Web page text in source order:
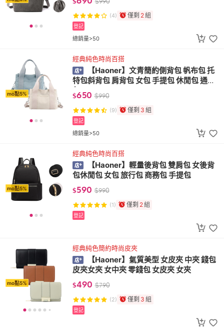
(4) 僅剩 2組
總銷量>50
登記
mo點5%
經典純色時尚百搭
【Haoner】文青簡約側背包 帆布包 托
特包斜背包 肩背包 女包 手提包 休閒包 通勤
包
$650 $990
(9) 僅剩 3 組
總銷量>50
登記
mo點5%
經典純色時尚百搭
【Haoner】輕量後背包 雙肩包 女後背
包休閒包 女包 旅行包 商務包 手提包
$590 $990
(1) 僅剩 2組
登記
mo點5%
經典純色簡約時尚皮夾
【Haoner】氣質美型 女皮夾 中夾 錢包
皮夾女夾 女中夾 零錢包 女皮夾 女夾
$490 $790
(2) 僅剩 3 組
登記